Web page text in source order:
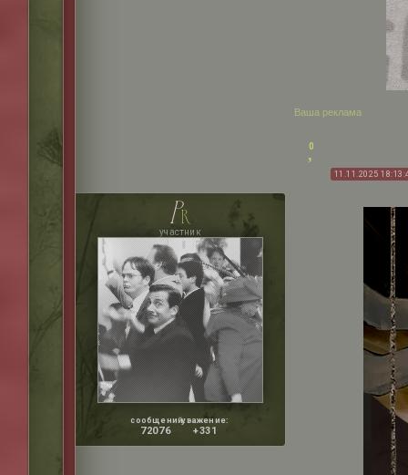
Ваша реклама
0
11.11.2025
pr
участник
сообщений:
72076
уважение:
+331